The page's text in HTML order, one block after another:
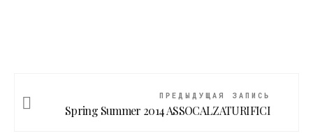
ПРЕДЫДУЩАЯ ЗАПИСЬ
Spring Summer 2014 ASSOCALZATURIFICI